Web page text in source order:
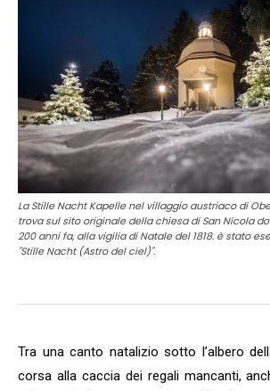
La Stille Nacht Kapelle nel villaggio austriaco di
trova sul sito originale della chiesa di San Nicola
200 anni fa, alla vigilia di Natale del 1818. è stato
"Stille Nacht (Astro del ciel)".
Tra una canto natalizio sotto l’albero
corsa alla caccia dei regali mancanti,